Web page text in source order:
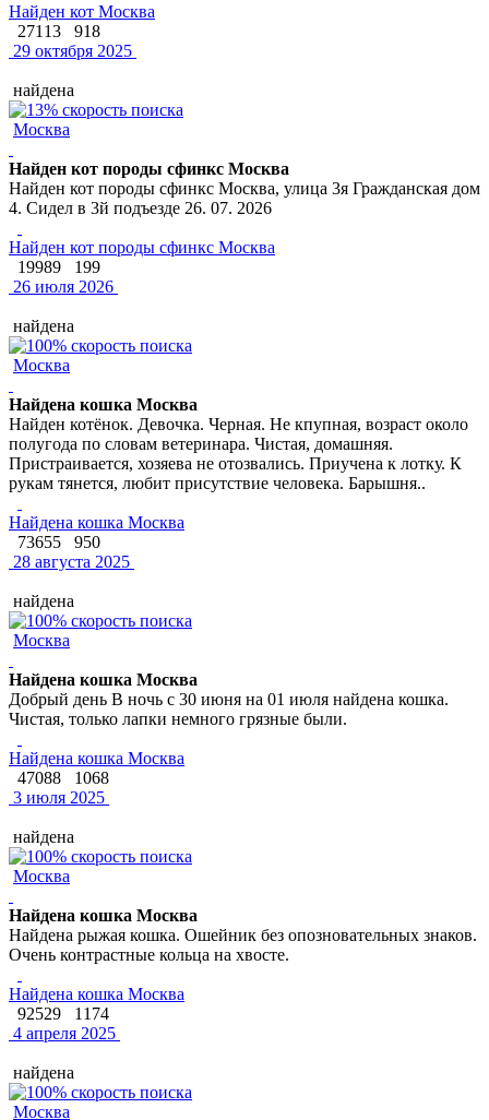
Найден кот Москва
27113
918
29 октября 2025
найдена
Москва
Найден кот породы сфинкс Москва
Найден кот породы сфинкс Москва, улица 3я Гражданская дом
4. Сидел в 3й подъезде 26. 07. 2026
Найден кот породы сфинкс Москва
19989
199
26 июля 2026
найдена
Москва
Найдена кошка Москва
Найден котёнок. Девочка. Черная. Не кпупная, возраст около
полугода по словам ветеринара. Чистая, домашняя.
Пристраивается, хозяева не отозвались. Приучена к лотку. К
рукам тянется, любит присутствие человека. Барышня..
Найдена кошка Москва
73655
950
28 августа 2025
найдена
Москва
Найдена кошка Москва
Добрый день В ночь с 30 июня на 01 июля найдена кошка.
Чистая, только лапки немного грязные были.
Найдена кошка Москва
47088
1068
3 июля 2025
найдена
Москва
Найдена кошка Москва
Найдена рыжая кошка. Ошейник без опозновательных знаков.
Очень контрастные кольца на хвосте.
Найдена кошка Москва
92529
1174
4 апреля 2025
найдена
Москва